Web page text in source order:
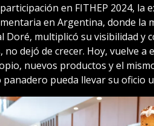
en FITHEP 2024, la
en Argentina, donde la
multiplicó su visibilidad y
no dejó de crecer. Hoy, vuelve a
nuevos productos y el
pueda llevar su oficio